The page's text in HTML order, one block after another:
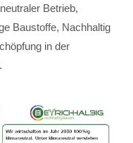
Betrieb,
Baustoffe, Nachhaltig
in der